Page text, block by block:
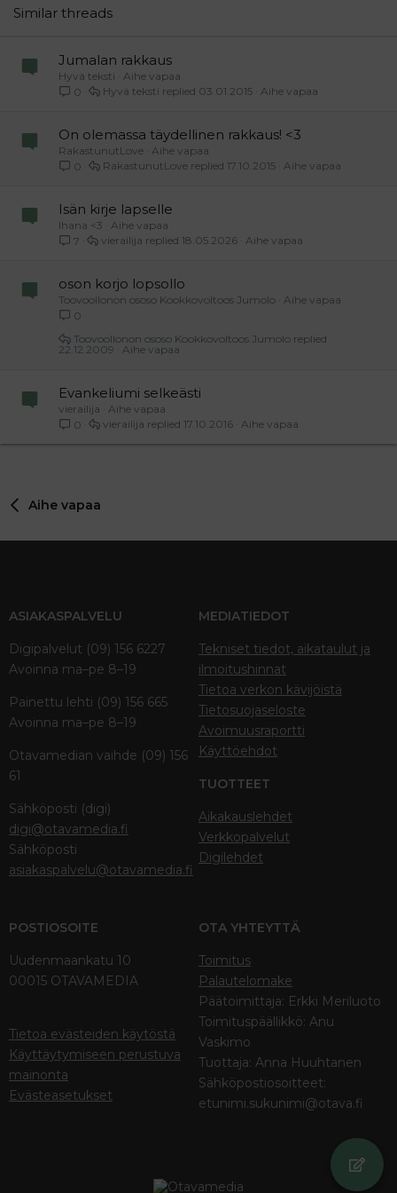
26
Similar threads
Jumalan rakkaus
Hyvä teksti
Aihe vapaa
0
Aihe vapaa
03.01.2015
Hyvä teksti
On olemassa täydellinen rakkaus! <3
RakastunutLove
Aihe vapaa
0
Aihe vapaa
17.10.2015
RakastunutLove
Isän kirje lapselle
Ihana <3
Aihe vapaa
7
Aihe vapaa
18.05.2026
vierailija
oson korjo lopsollo
Toovoollonon ososo Kookkovoltoos Jumolo
Aihe vapaa
0
Aihe vapaa
22.12.2009
Toovoollonon ososo Kookkovoltoos Jumolo
Evankeliumi selkeästi
vierailija
Aihe vapaa
0
Aihe vapaa
17.10.2016
vierailija
Aihe vapaa
ASIAKASPALVELU
Digipalvelut (09) 156 6227
Avoinna ma–pe 8–19
Painettu lehti (09) 156 665
Avoinna ma–pe 8–19
Otavamedian vaihde (09) 156
61
Sähköposti (digi)
digi@otavamedia.fi
Sähköposti
asiakaspalvelu@otavamedia.fi
MEDIATIEDOT
Tekniset tiedot, aikataulut ja
ilmoitushinnat
Tietoa verkon kävijöistä
Tietosuojaseloste
Avoimuusraportti
Käyttöehdot
TUOTTEET
Aikakauslehdet
Verkkopalvelut
Digilehdet
POSTIOSOITE
Uudenmaankatu 10
00015 OTAVAMEDIA
Tietoa evästeiden käytöstä
Käyttäytymiseen perustuva
mainonta
Evästeasetukset
OTA YHTEYTTÄ
Toimitus
Palautelomake
Päätoimittaja: Erkki Meriluoto
Toimituspäällikkö: Anu
Vaskimo
Tuottaja: Anna Huuhtanen
Sähköpostiosoitteet:
etunimi.sukunimi@otava.fi